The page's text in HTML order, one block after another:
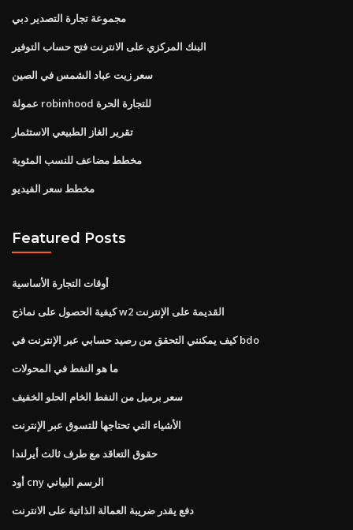
مجموعة تجارة التصدير دبي
البنك المركزي على الانترنت فتح حساب التوفير
سعر زيت عباد الشمس في الصين
عمولة robinhood للتجارة الحرة
تقرير الغاز الطبيعي الاستثمار
مخطط مضاعف للنسب المئوية
مخطط سعر الفيديو
Featured Posts
أوقات التجارة الأساسية
كيفية الحصول على نماذج w2 القديمة على الإنترنت
كيف يمكنني التحقق من رصيد حسابي عبر الإنترنت في bdo
ما هو النفط في المحولات
سعر برميل من النفط الخام الحلو الخفيف
الأشياء التي تحتاجها للتسوق عبر الإنترنت
حقوق التعاقد مع طرف ثالث أيرلندا
أود cny الرسم البياني
دفع يقدر ضريبة العمالة الذاتية على الانترنت